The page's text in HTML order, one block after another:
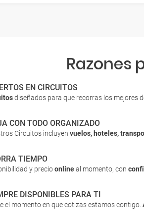
Razones
EN CIRCUITOS
diseñados para que recorras los mejores
CON TODO ORGANIZADO
Circuitos incluyenvuelos, hoteles,
TIEMPO
y precioonlineal momento, con
DISPONIBLES PARA TI
el momento en que cotizas estamos contigo.